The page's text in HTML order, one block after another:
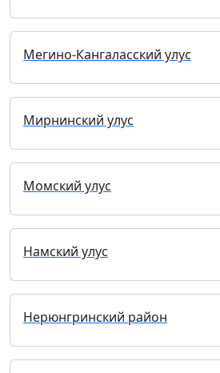
Мегино-Кангаласский улус
Мирнинский улус
Момский улус
Намский улус
Нерюнгринский район